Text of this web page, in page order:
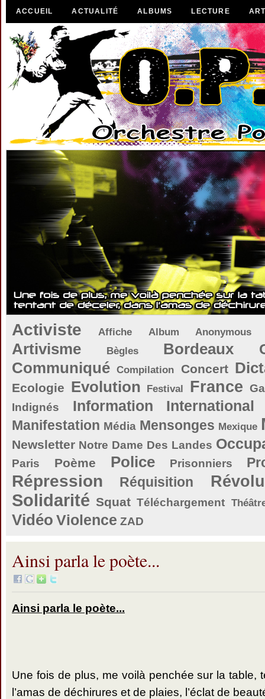
ACCUEIL ACTUALITÉ ALBUMS LECTURE
Activiste Affiche Album Anonymous
Artivisme Bègles Bordeaux
Communiqué Compilation Concert
Ecologie Evolution Festival France
Indignés
Information International
Manifestation Média Mensonges Mexique
Newsletter Notre Dame Des Landes
Paris Poème Police Prisonniers
Répression Réquisition
Solidarité Squat Téléchargement
Vidéo Violence ZAD
Ainsi parla le poète...
Ainsi parla le poète...
Une fois de plus, me voilà penchée sur la table,
l’amas de déchirures et de plaies, l’éclat de